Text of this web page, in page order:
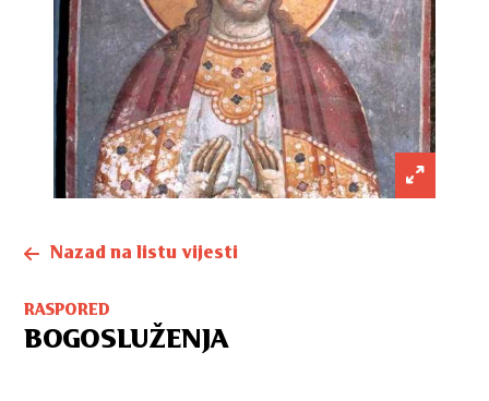
Nazad na listu vijesti
RASPORED
BOGOSLUŽENJA